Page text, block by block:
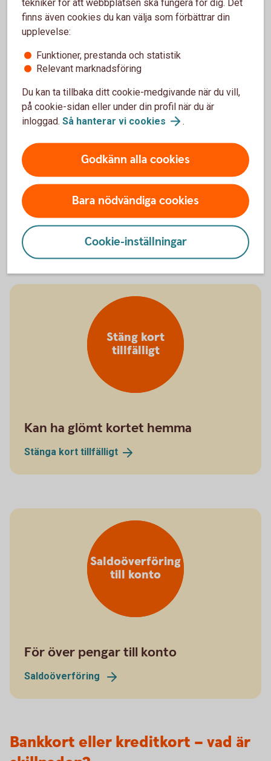
Spärra kort
omgående
Borttappat eller stulet kort?
Spärra kreditkort på +46 8 411 10 11
Stäng kort
tillfälligt
Kan ha glömt kortet hemma
Stänga kort tillfälligt
Saldoöverföring
till konto
För över pengar till konto
Saldoöverföring
Bankkort eller kreditkort – vad är
finns även cookies du kan välja som förbättrar din
upplevelse:
Funktioner, prestanda och statistik
Relevant marknadsföring
Du kan ta tillbaka ditt cookie-medgivande när du vill,
på cookie-sidan eller under din profil när du är
inloggad. Så hanterar vi cookies .
Godkänn alla cookies
Bara nödvändiga cookies
Cookie-inställningar